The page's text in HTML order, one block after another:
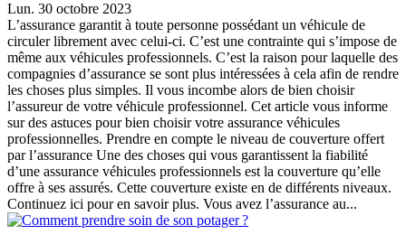
Lun. 30 octobre 2023
L’assurance garantit à toute personne possédant un véhicule de
circuler librement avec celui-ci. C’est une contrainte qui s’impose de
même aux véhicules professionnels. C’est la raison pour laquelle des
compagnies d’assurance se sont plus intéressées à cela afin de rendre
les choses plus simples. Il vous incombe alors de bien choisir
l’assureur de votre véhicule professionnel. Cet article vous informe
sur des astuces pour bien choisir votre assurance véhicules
professionnelles. Prendre en compte le niveau de couverture offert
par l’assurance Une des choses qui vous garantissent la fiabilité
d’une assurance véhicules professionnels est la couverture qu’elle
offre à ses assurés. Cette couverture existe en de différents niveaux.
Continuez ici pour en savoir plus. Vous avez l’assurance au...